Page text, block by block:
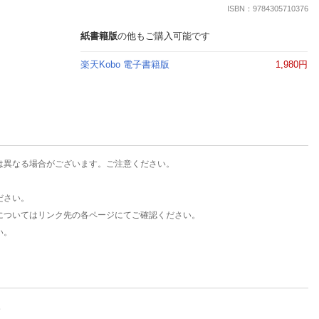
推し楽
ISBN：9784305710376
紙書籍版の他もご購入可能です
楽天Kobo 電子書籍版 1,980円
なる場合がございます。ご注意ください。
い。
いてはリンク先の各ページにてご確認ください。